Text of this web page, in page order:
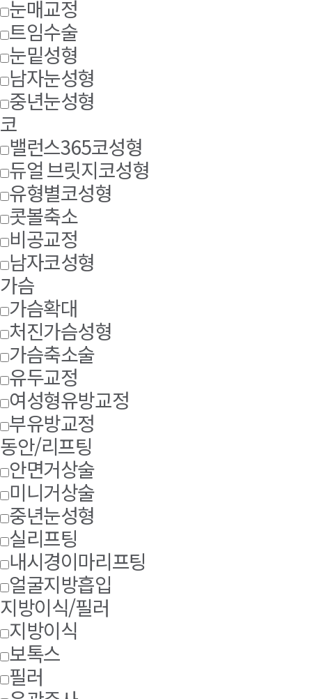
눈매교정
트임수술
눈밑성형
남자눈성형
중년눈성형
코
밸런스365코성형
듀얼 브릿지코성형
유형별코성형
콧볼축소
비공교정
남자코성형
가슴
가슴확대
처진가슴성형
가슴축소술
유두교정
여성형유방교정
부유방교정
동안/리프팅
안면거상술
미니거상술
중년눈성형
실리프팅
내시경이마리프팅
얼굴지방흡입
지방이식/필러
지방이식
보톡스
필러